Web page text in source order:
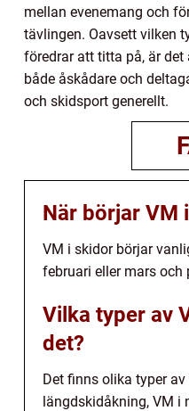
mellan evenemang och
tävlingen. Oavsett vilken
föredrar att titta på, är
både åskådare och
och skidsport generellt.
När börjar VM
VM i skidor börjar
februari eller mars och
Vilka typer av
det?
Det finns olika typer
längdskidåkning, VM i